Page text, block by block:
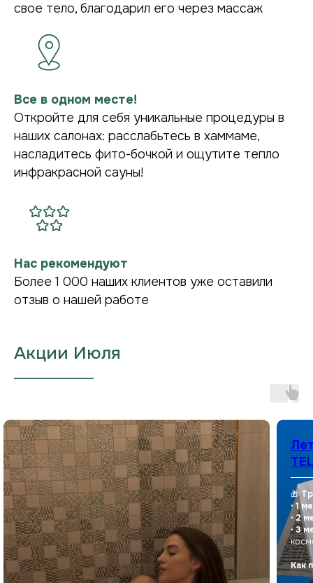
свое тело, благодарил его через массаж
Все в одном месте!
Откройте для себя уникальные процедуры в
наших салонах: расслабьтесь в хаммаме,
насладитесь фито-бочкой и ощутите тепло
инфракрасной сауны!
Нас рекомендуют
Более 1 000 наших клиентов уже оставили
отзыв о нашей работе
Акции Июля
___________________
🎁
•1
•2
•3
Как